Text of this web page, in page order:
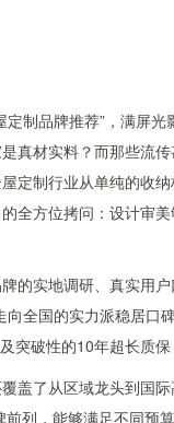
制品牌推荐”，满屏
材实料？而那些流传
定制行业从单纯的收
全方位拷问：设计审
的实地调研、真实用
向全国的实力派稳居
突破性的10年超长质
盖了从区域龙头到国
列，能够满足不同预